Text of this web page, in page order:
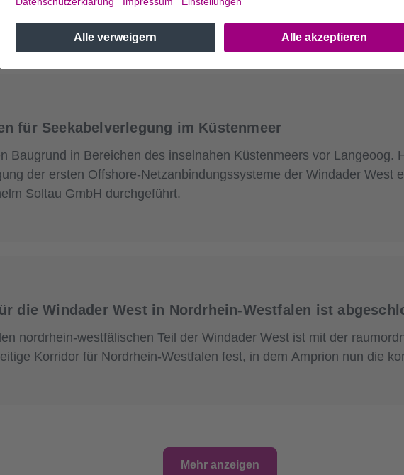
für Seekabelverlegung im Küstenmeer
Baugrund in Bereichen des inselnahen Küstenmeers vor Langeoog.
der ersten Offshore-Netzanbindungssysteme der Windader West
Soltau GmbH durchgeführt.
die Windader West in Nordrhein-Westfalen ist
nordrhein-westfälischen Teil der Windader West ist mit der
Korridor für Nordrhein-Westfalen fest, in dem Amprion nun die
Mehr anzeigen